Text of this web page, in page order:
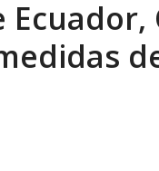
costo del